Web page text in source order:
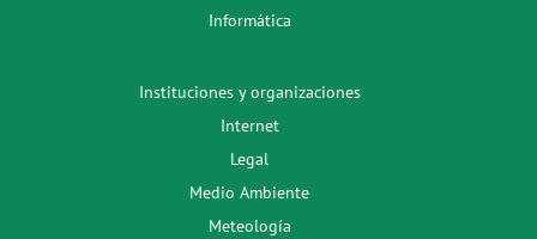
Informática
Instituciones y organizaciones
Internet
Legal
Medio Ambiente
Meteología